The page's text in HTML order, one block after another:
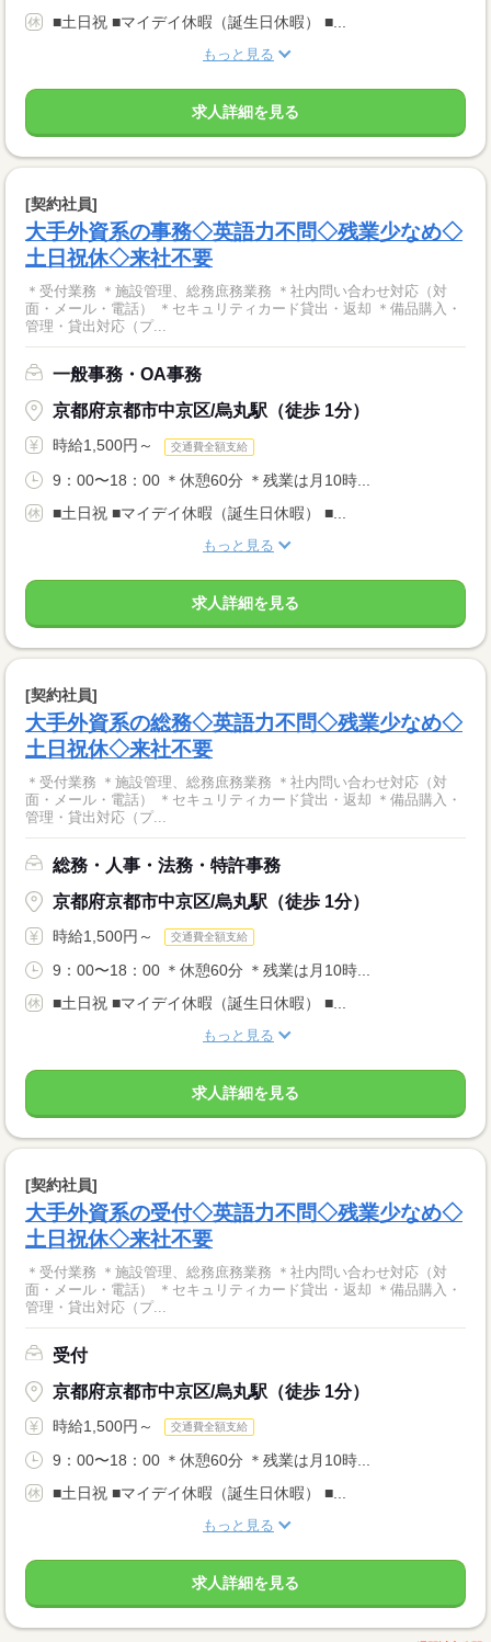
■土日祝 ■マイデイ休暇（誕生日休暇） ■...
もっと見る
求人詳細を見る
[契約社員]
大手外資系の事務◇英語力不問◇残業少なめ◇
土日祝休◇来社不要
＊受付業務 ＊施設管理、総務庶務業務 ＊社内問い合わせ対応（対
面・メール・電話） ＊セキュリティカード貸出・返却 ＊備品購入・
管理・貸出対応（プ...
一般事務・OA事務
京都府京都市中京区/烏丸駅（徒歩 1分）
時給1,500円～ 交通費全額支給
9：00〜18：00 ＊休憩60分 ＊残業は月10時...
■土日祝 ■マイデイ休暇（誕生日休暇） ■...
もっと見る
求人詳細を見る
[契約社員]
大手外資系の総務◇英語力不問◇残業少なめ◇
土日祝休◇来社不要
＊受付業務 ＊施設管理、総務庶務業務 ＊社内問い合わせ対応（対
面・メール・電話） ＊セキュリティカード貸出・返却 ＊備品購入・
管理・貸出対応（プ...
総務・人事・法務・特許事務
京都府京都市中京区/烏丸駅（徒歩 1分）
時給1,500円～ 交通費全額支給
9：00〜18：00 ＊休憩60分 ＊残業は月10時...
■土日祝 ■マイデイ休暇（誕生日休暇） ■...
もっと見る
求人詳細を見る
[契約社員]
大手外資系の受付◇英語力不問◇残業少なめ◇
土日祝休◇来社不要
＊受付業務 ＊施設管理、総務庶務業務 ＊社内問い合わせ対応（対
面・メール・電話） ＊セキュリティカード貸出・返却 ＊備品購入・
管理・貸出対応（プ...
受付
京都府京都市中京区/烏丸駅（徒歩 1分）
時給1,500円～ 交通費全額支給
9：00〜18：00 ＊休憩60分 ＊残業は月10時...
■土日祝 ■マイデイ休暇（誕生日休暇） ■...
もっと見る
求人詳細を見る